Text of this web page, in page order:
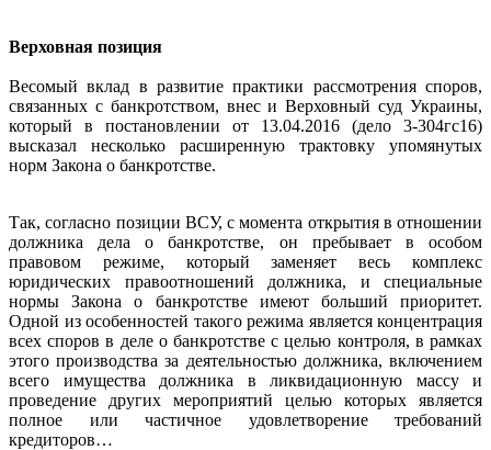
Верховная позиция
Весомый вклад в развитие практики рассмотрения споров,
связанных с банкротством, внес и Верховный суд Украины,
который в постановлении от 13.04.2016 (дело 3-304гс16)
высказал несколько расширенную трактовку упомянутых
норм Закона о банкротстве.
Так, согласно позиции ВСУ, c момента открытия в отношении
должника дела о банкротстве, он пребывает в особом
правовом режиме, который заменяет весь комплекс
юридических правоотношений должника, и специальные
нормы Закона о банкротстве имеют больший приоритет.
Одной из особенностей такого режима является концентрация
всех споров в деле о банкротстве с целью контроля, в рамках
этого производства за деятельностью должника, включением
всего имущества должника в ликвидационную массу и
проведение других мероприятий целью которых является
полное или частичное удовлетворение требований
кредиторов…